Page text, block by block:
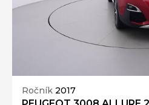
Ročník 2017